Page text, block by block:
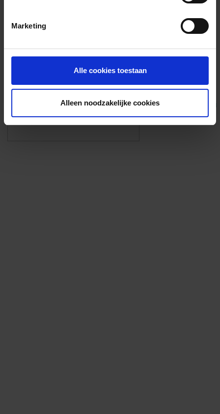
Marketing
Alle cookies toestaan
Alleen noodzakelijke cookies
Foto’s ({{photos.length}})
Eigen foto’s